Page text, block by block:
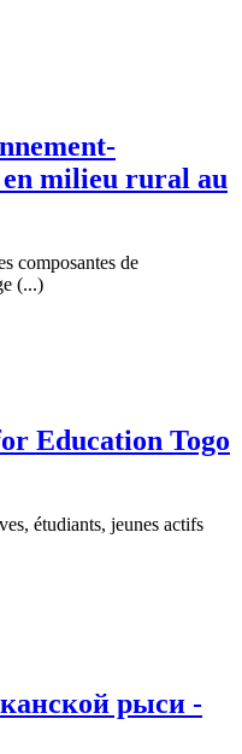
en milieu rural au
composantes de
(...)
Education Togo
étudiants, jeunes actifs
рыси -